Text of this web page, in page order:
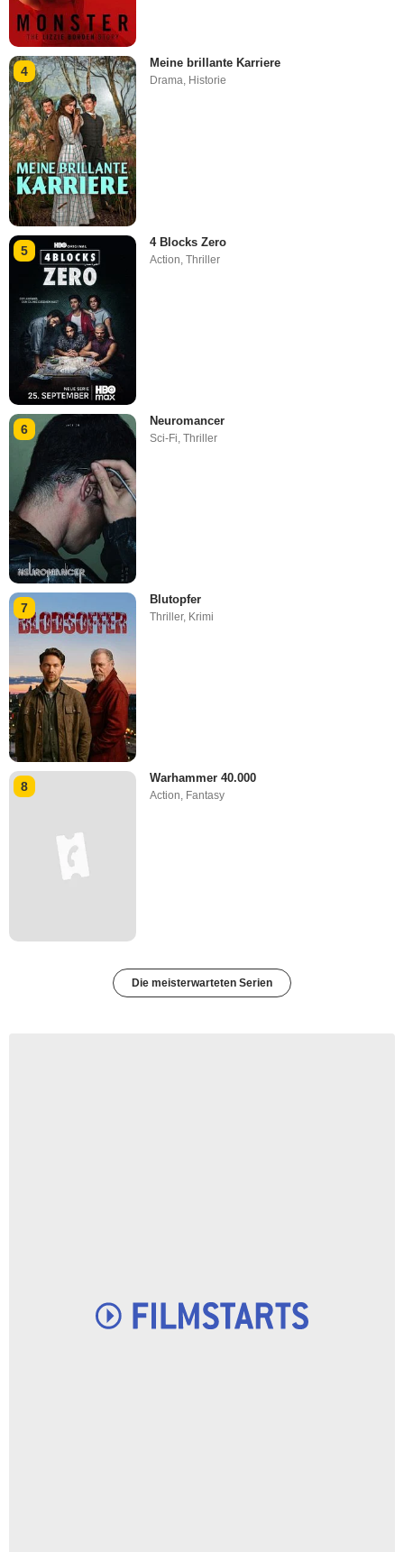
4
Meine brillante Karriere
Drama, Historie
5
4 Blocks Zero
Action ,Thriller
6
Neuromancer
Sci-Fi,Thriller
7
Blutopfer
Thriller, Krimi
8
Warhammer 40.000
Action, Fantasy
Die meisterwarteten Serien